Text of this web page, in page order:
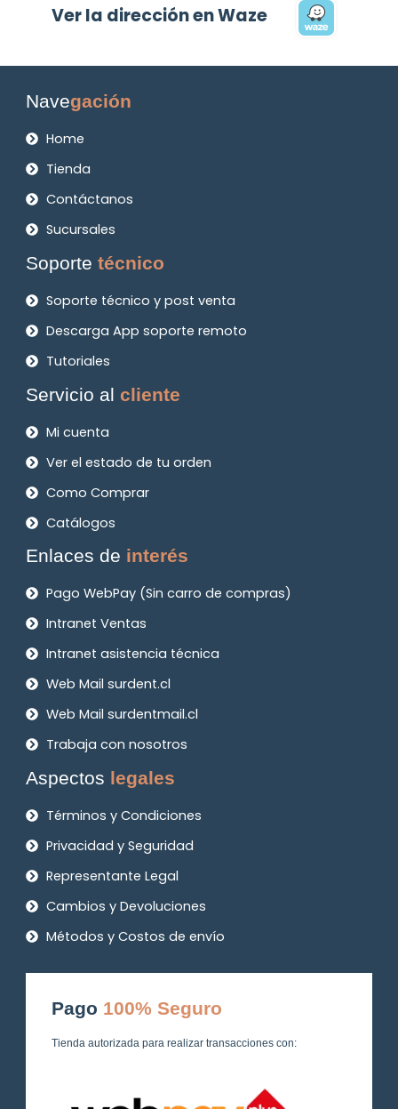
Ver la dirección en Waze
Navegación
Home
Tienda
Contáctanos
Sucursales
Soportetécnico
Soporte técnico y post venta
Descarga App soporte remoto
Tutoriales
Servicio alcliente
Mi cuenta
Ver el estado de tu orden
Como Comprar
Catálogos
Enlaces de interés
Pago WebPay (Sin carro de compras)
Intranet Ventas
Intranet asistencia técnica
Web Mail surdent.cl
Web Mail surdentmail.cl
Trabaja con nosotros
Aspectos legales
Términos y Condiciones
Privacidad y Seguridad
Representante Legal
Cambios y Devoluciones
Métodos y Costos de envío
Pago 100% Seguro
Tienda autorizada para realizar transacciones con: